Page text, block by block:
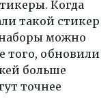
Когда
такой стикер
наборы можно
того, обновили
больше
точнее